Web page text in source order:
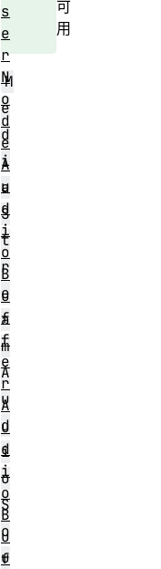
可
用
M
e
d
i
a
S
t
r
e
a
m
A
u
d
i
o
S
o
u
s
e
r
N
o
d
e
A
u
d
i
o
B
u
f
f
e
r
A
u
d
i
o
B
u
f